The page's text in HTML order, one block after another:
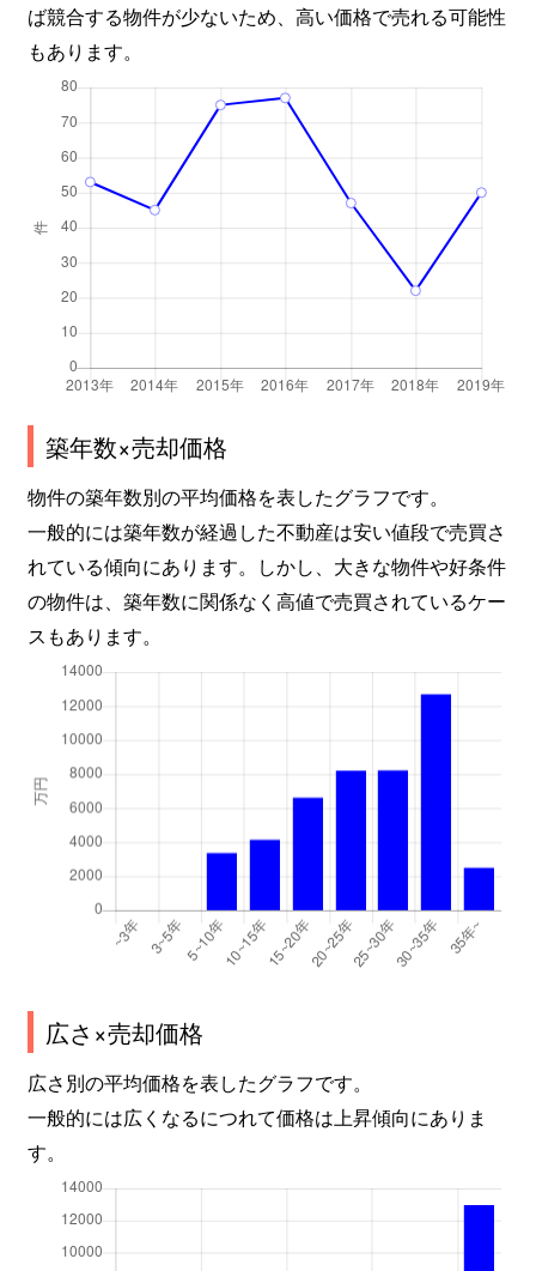
ば競合する物件が少ないため、高い価格で売れる可能性
もあります。
築年数×売却価格
物件の築年数別の平均価格を表したグラフです。
一般的には築年数が経過した不動産は安い値段で売買さ
れている傾向にあります。しかし、大きな物件や好条件
の物件は、築年数に関係なく高値で売買されているケー
スもあります。
広さ×売却価格
広さ別の平均価格を表したグラフです。
一般的には広くなるにつれて価格は上昇傾向にありま
す。